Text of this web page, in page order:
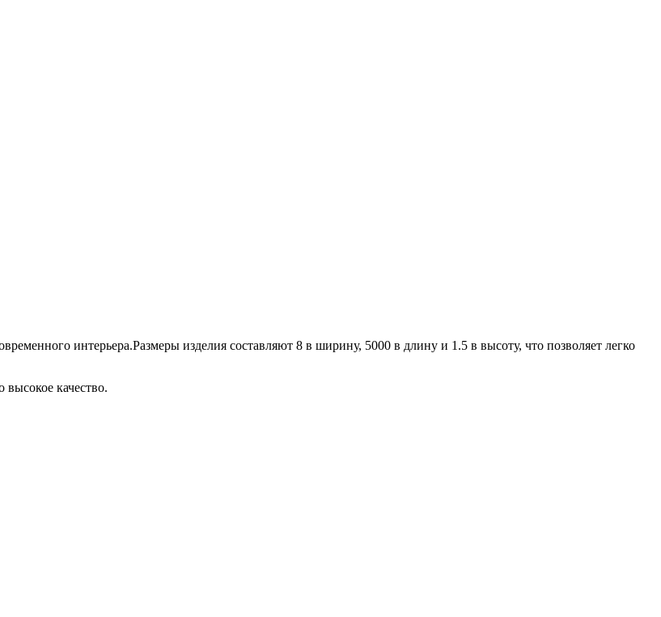
интерьера.Размеры изделия составляют 8 в ширину, 5000 в длину и 1.5 в высоту, что позволяет легко
высокое качество.